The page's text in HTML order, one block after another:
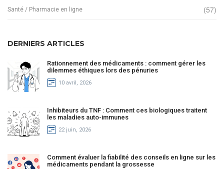
Santé / Pharmacie en ligne (57)
DERNIERS ARTICLES
Rationnement des médicaments : comment gérer les
dilemmes éthiques lors des pénuries
10 avril, 2026
Inhibiteurs du TNF : Comment ces biologiques traitent
les maladies auto-immunes
22 juin, 2026
Comment évaluer la fiabilité des conseils en ligne sur les
médicaments pendant la grossesse